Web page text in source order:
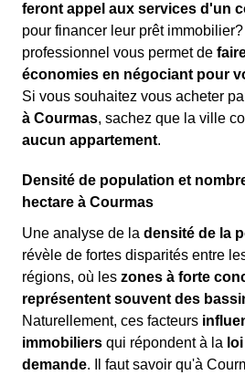
feront appel aux services d'un
pour financer leur prêt
professionnel vous permet de
économies en négociant pour
Si vous souhaitez vous acheter
à Courmas, sachez que la ville
aucun appartement.
Densité de population et
hectare à Courmas
Une analyse de la densité de la
révèle de fortes disparités entre
régions, où les zones à forte
représentent souvent des
Naturellement, ces facteurs
immobiliers qui répondent à la
demande. Il faut savoir qu'à